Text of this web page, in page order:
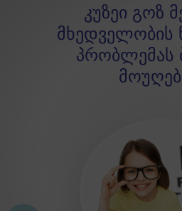
კუზეი გოზ
მხედველობის